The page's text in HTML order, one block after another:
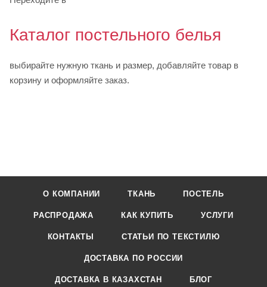
Каталог постельного белья
выбирайте нужную ткань и размер, добавляйте товар в
корзину и оформляйте заказ.
О КОМПАНИИ ТКАНЬ ПОСТЕЛЬ
РАСПРОДАЖА КАК КУПИТЬ УСЛУГИ
КОНТАКТЫ СТАТЬИ ПО ТЕКСТИЛЮ
ДОСТАВКА ПО РОССИИ
ДОСТАВКА В КАЗАХСТАН БЛОГ